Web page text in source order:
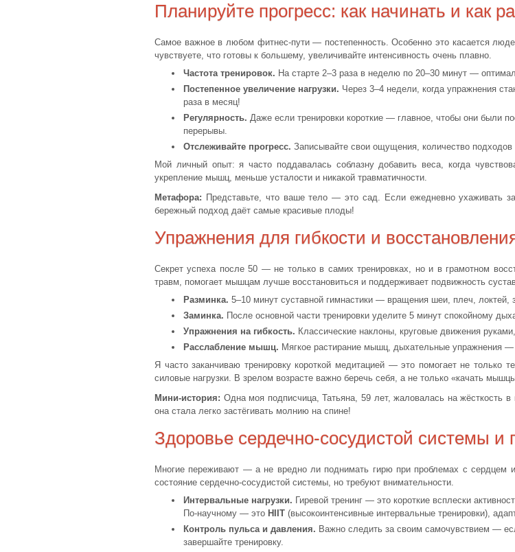
Планируйте прогресс: как начинать и как
Самое важное в любом фитнес-пути — постепенность. Особенно это касается
чувствуете, что готовы к большему, увеличивайте интенсивность очень плавно.
Частота тренировок. На старте 2–3 раза в неделю по 20–30 минут —
Постепенное увеличение нагрузки. Через 3–4 недели, когда упражнения
раза в месяц!
Регулярность. Даже если тренировки короткие — главное, чтобы они были
перерывы.
Отслеживайте прогресс. Записывайте свои ощущения, количество
Мой личный опыт: я часто поддавалась соблазну добавить веса, когда
укрепление мышц, меньше усталости и никакой травматичности.
Метафора: Представьте, что ваше тело — это сад. Если ежедневно ухаживать
бережный подход даёт самые красивые плоды!
Упражнения для гибкости и
Секрет успеха после 50 — не только в самих тренировках, но и в грамотном
травм, помогает мышцам лучше восстановиться и поддерживает подвижность
Разминка. 5–10 минут суставной гимнастики — вращения шеи, плеч, локтей,
Заминка. После основной части тренировки уделите 5 минут спокойному
Упражнения на гибкость. Классические наклоны, круговые движения
Расслабление мышц. Мягкое растирание мышц, дыхательные упражнения —
Я часто заканчиваю тренировку короткой медитацией — это помогает не
силовые нагрузки. В зрелом возрасте важно беречь себя, а не только «качать
Мини-история: Одна моя подписчица, Татьяна, 59 лет, жаловалась на
она стала легко застёгивать молнию на спине!
Здоровье сердечно-сосудистой системы и
Многие переживают — а не вредно ли поднимать гирю при проблемах с сердцем
состояние сердечно-сосудистой системы, но требуют внимательности.
Интервальные нагрузки. Гиревой тренинг — это короткие всплески
По-научному — это HIIT (высокоинтенсивные интервальные тренировки),
Контроль пульса и давления. Важно следить за своим самочувствием —
завершайте тренировку.